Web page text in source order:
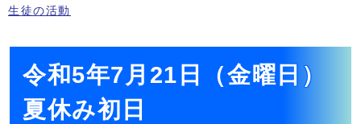
生徒の活動
令和5年7月21日（金曜日）
夏休み初日